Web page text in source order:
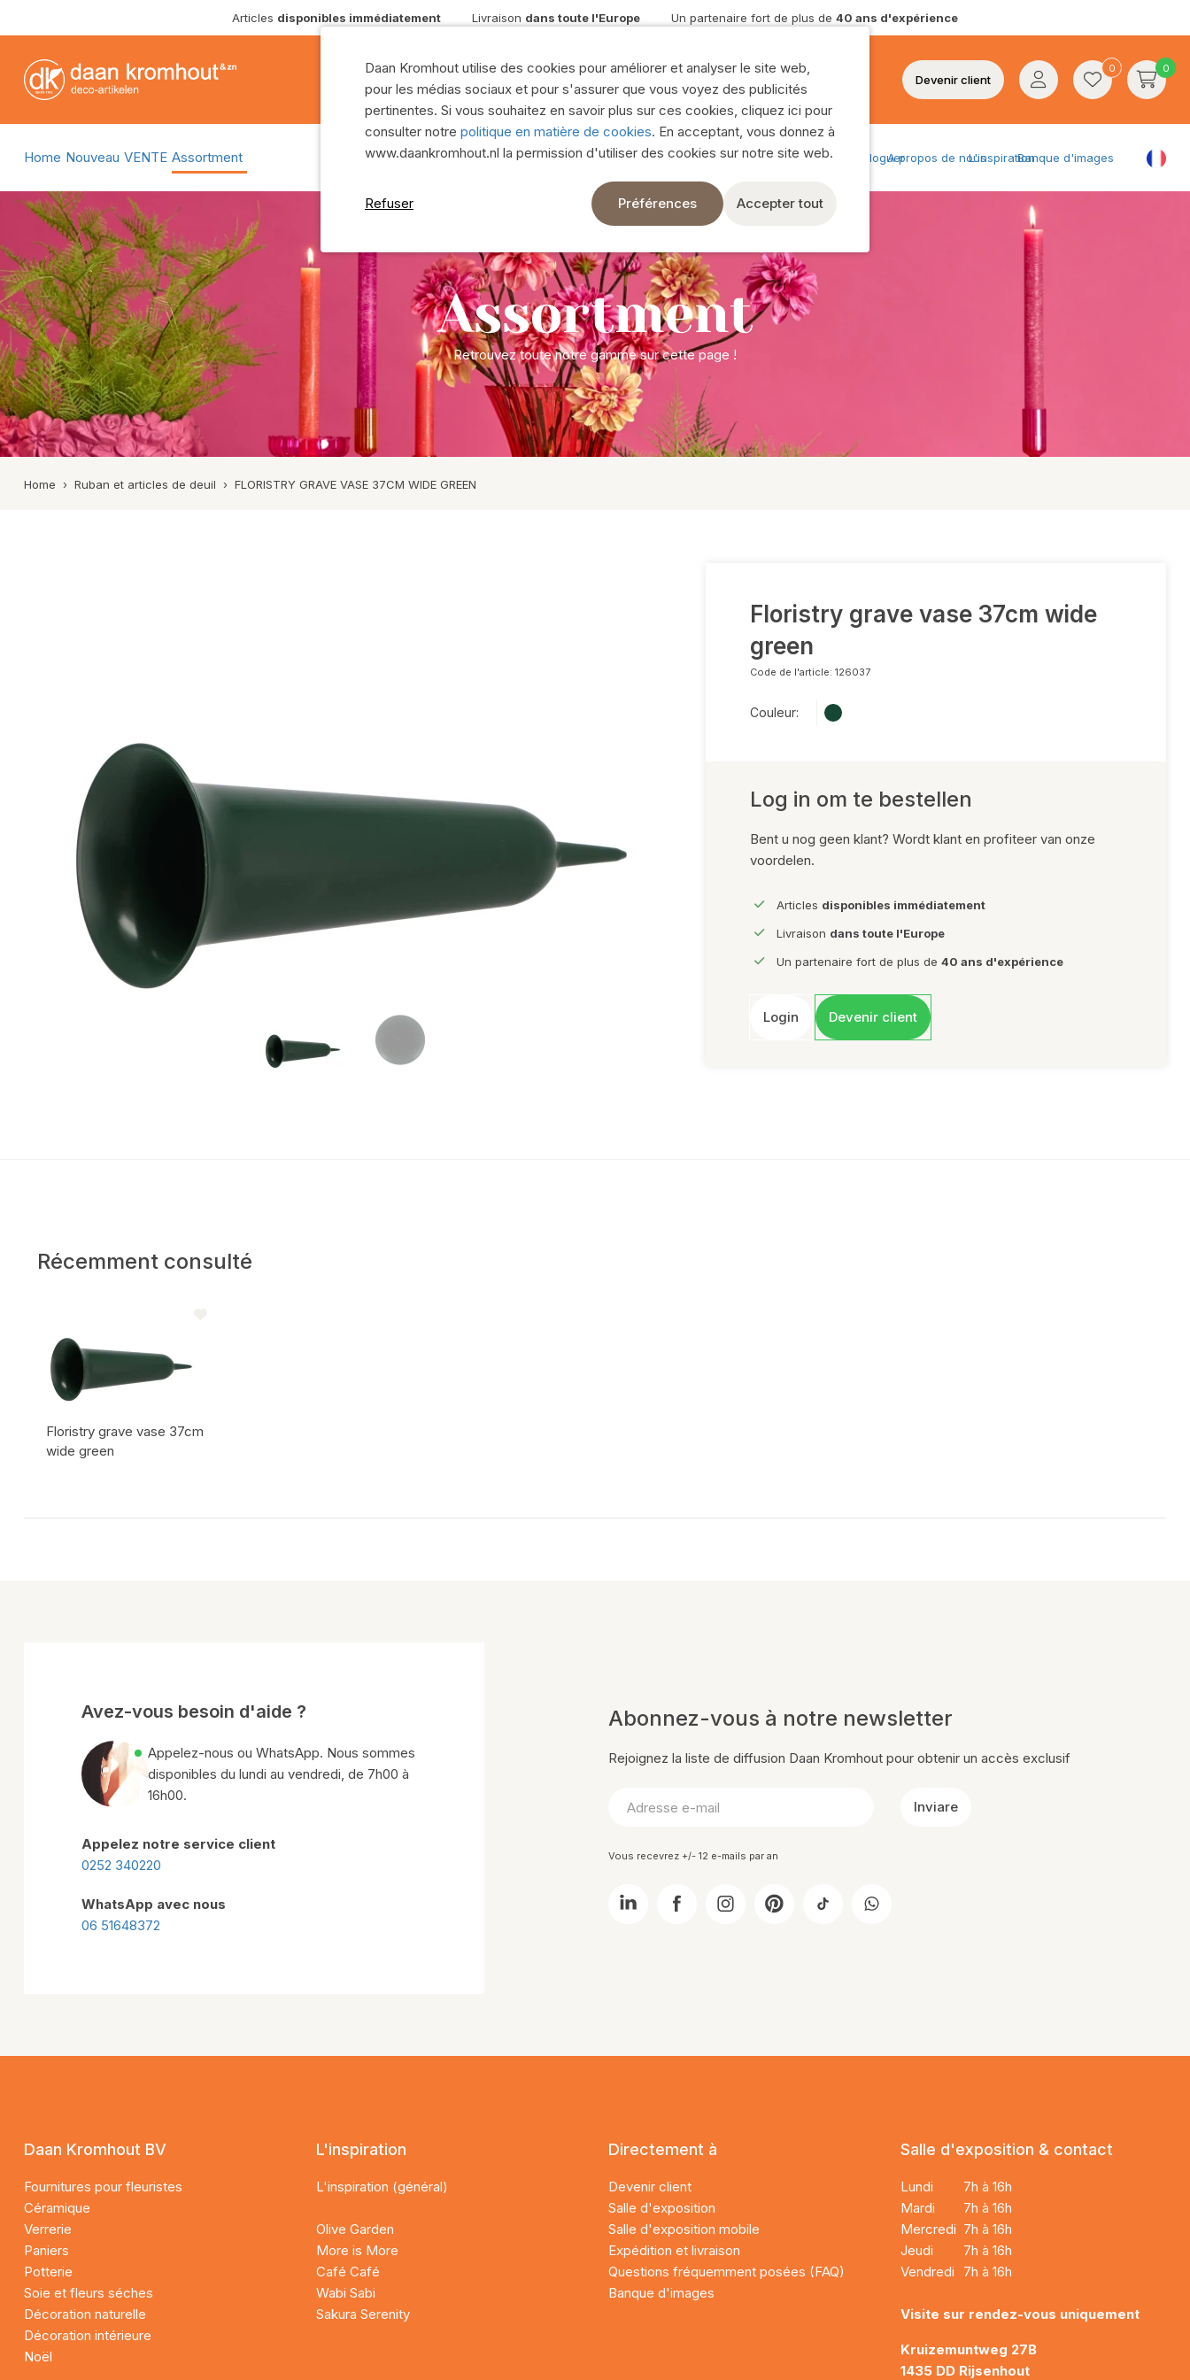
Articles disponibles immédiatement Livraison dans toute l'Europe Un partenaire fort de plus de 40 ans d'expérience
Devenir client
0 0
Livraison rapide
6.000 articles en stock
8 camions d’exposition modernes
Je veux devenir client
Réponse sous 24h !
Home Nouveau VENTE Assortment BloguerA propos de nousL'inspirationBanque d'images
Mousse florale
Matériel fleuriste
Pics de décoration
Ruban
Montre tout
Céramique
Coupes terre cuite
Vases terre cuite
Pots en terre cuiteu
Pots en terre cuite
Montre tout
Vases verre
Vases cylindriques verre
Bouteilles verre
Paniers rotin
Paniers d'herbes marines
Montre tout
Potterie
Zinc
Mélamine/Plastique/Polyrésine
Bois
Béton
Soie et fleurs séches
Montre tout
Décoration naturelle
Branches
Couronnes
Mousse
Pots & Coupes
Montre tout
Plateaux
Bougies
Photophores
Cubes d'ambre et plus encore
Accessoires d’intérieur
Assortment
Retrouvez toute notre gamme sur cette page !
Home › Ruban et articles de deuil › FLORISTRY GRAVE VASE 37CM WIDE GREEN
Floristry grave vase 37cm wide
green
Code de l'article: 126037
Couleur:
Log in om te bestellen
Bent u nog geen klant? Wordt klant en profiteer van onze
voordelen.
Articles disponibles immédiatement
Livraison dans toute l'Europe
Un partenaire fort de plus de 40 ans d'expérience
Login Devenir client
Récemment consulté
Floristry grave vase 37cm
wide green
Avez-vous besoin d'aide ?
Appelez-nous ou WhatsApp. Nous sommes
disponibles du lundi au vendredi, de 7h00 à
16h00.
Appelez notre service client
0252 340220
WhatsApp avec nous
06 51648372
Abonnez-vous à notre newsletter
Rejoignez la liste de diffusion Daan Kromhout pour obtenir un accès exclusif
Inviare
Vous recevrez +/- 12 e-mails par an
Daan Kromhout BV
Fournitures pour fleuristes
Céramique
Verrerie
Paniers
Potterie
Soie et fleurs séches
Décoration naturelle
Décoration intérieure
Noël
L'inspiration
L'inspiration (général)
Olive Garden
More is More
Café Café
Wabi Sabi
Sakura Serenity
Directement à
Devenir client
Salle d'exposition
Salle d'exposition mobile
Expédition et livraison
Questions fréquemment posées (FAQ)
Banque d'images
Salle d'exposition & contact
Lundi
7h à 16h
Mardi
7h à 16h
Mercredi 7h à 16h
Jeudi
7h à 16h
Vendredi
7h à 16h
Visite sur rendez-vous uniquement
Kruizemuntweg 27B
1435 DD Rijsenhout
Daan Kromhout utilise des cookies pour améliorer et analyser le site web,
pour les médias sociaux et pour s'assurer que vous voyez des publicités
pertinentes. Si vous souhaitez en savoir plus sur ces cookies, cliquez ici pour
consulter notre politique en matière de cookies. En acceptant, vous donnez à
www.daankromhout.nl la permission d'utiliser des cookies sur notre site web.
Refuser Préférences Accepter tout